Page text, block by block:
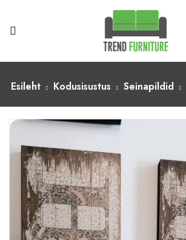
Esileht Kodusisustus Seinapildid